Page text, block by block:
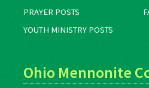
PRAYER POSTS
YOUTH MINISTRY POSTS
Ohio Mennonite